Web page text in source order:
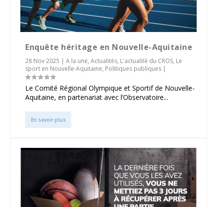
Enquête héritage en Nouvelle-Aquitaine
28 Nov 2025 |A la une,Actualités, L'actualité du CROS, Le
sport en Nouvelle-Aquitaine, Politiques publiques |
Le Comité Régional Olympique et Sportif de Nouvelle-
Aquitaine, en partenariat avec l’Observatoire...
En savoir plus